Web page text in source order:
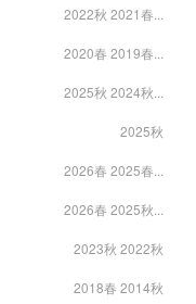
2022秋 2021春...
2020春 2019春...
2025秋 2024秋...
2025秋
2026春 2025春...
2026春 2025秋...
2023秋 2022秋
2018春 2014秋